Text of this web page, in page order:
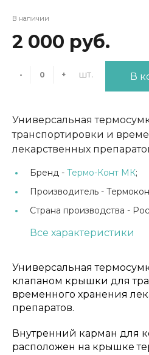
В наличии
2 000 руб.
- + шт. В
Универсальная
транспортировки и
лекарственных
Бренд - Термо-Конт МК;
Производитель -
Страна производства -
Все характеристики
Универсальная
клапаном крышки для
временного хранения
препаратов.
Внутренний карман для
расположен на крышке